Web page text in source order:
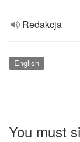
Redakcja
English
You must